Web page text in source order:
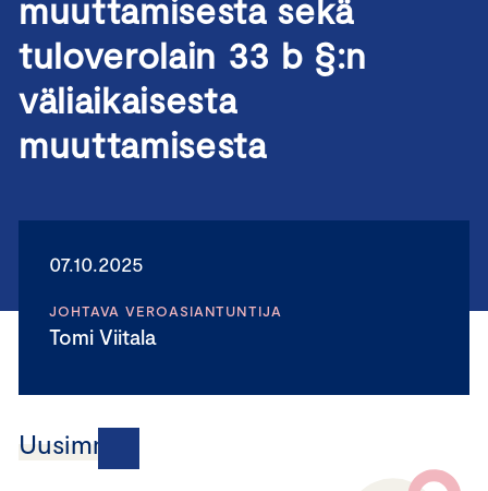
muuttamisesta sekä
tuloverolain 33 b §:n
väliaikaisesta
muuttamisesta
07.10.2025
JOHTAVA VEROASIANTUNTIJA
Tomi Viitala
Uusimmat